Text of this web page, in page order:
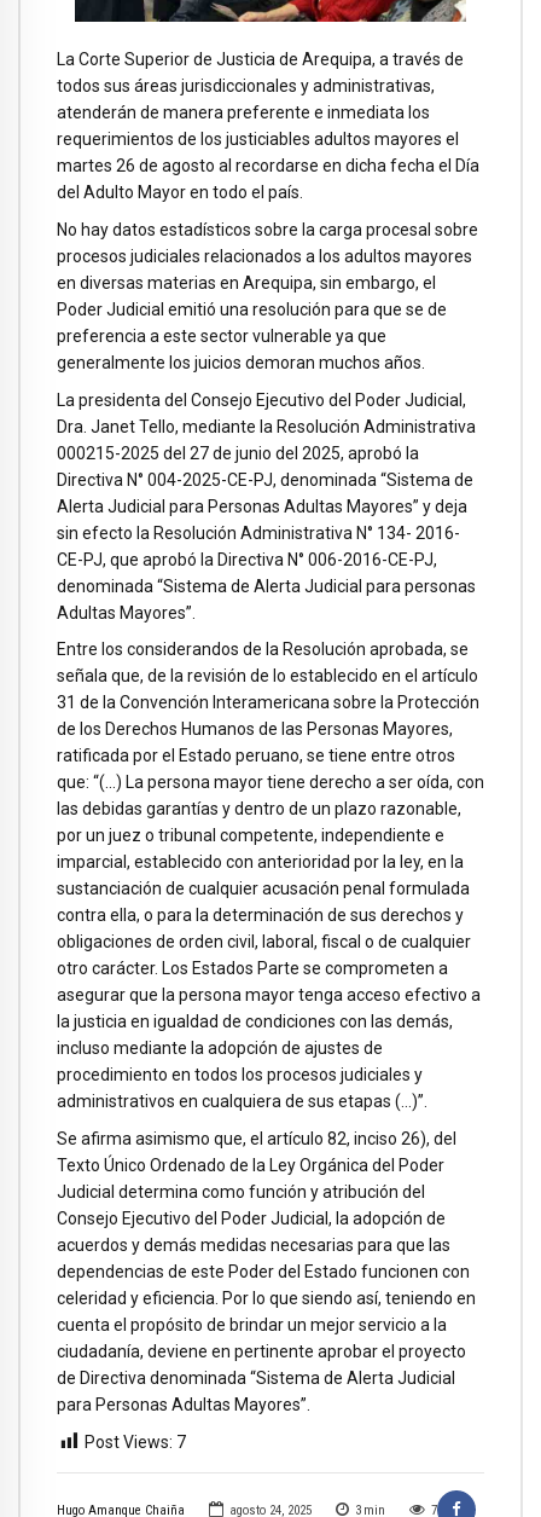
Hugo Amanque Chaiña agosto 24, 2025 3 min 7
La Corte Superior de Justicia de Arequipa, a través de
todos sus áreas jurisdiccionales y administrativas,
atenderán de manera preferente e inmediata los
requerimientos de los justiciables adultos mayores el
martes 26 de agosto al recordarse en dicha fecha el Día
del Adulto Mayor en todo el país.
No hay datos estadísticos sobre la carga procesal sobre
procesos judiciales relacionados a los adultos mayores
en diversas materias en Arequipa, sin embargo, el
Poder Judicial emitió una resolución para que se de
preferencia a este sector vulnerable ya que
generalmente los juicios demoran muchos años.
La presidenta del Consejo Ejecutivo del Poder Judicial,
Dra. Janet Tello, mediante la Resolución Administrativa
000215-2025 del 27 de junio del 2025, aprobó la
Directiva N° 004-2025-CE-PJ, denominada “Sistema de
Alerta Judicial para Personas Adultas Mayores” y deja
sin efecto la Resolución Administrativa N° 134- 2016-
CE-PJ, que aprobó la Directiva N° 006-2016-CE-PJ,
denominada “Sistema de Alerta Judicial para personas
Adultas Mayores”.
Entre los considerandos de la Resolución aprobada, se
señala que, de la revisión de lo establecido en el artículo
31 de la Convención Interamericana sobre la Protección
de los Derechos Humanos de las Personas Mayores,
ratificada por el Estado peruano, se tiene entre otros
que: “(…) La persona mayor tiene derecho a ser oída, con
las debidas garantías y dentro de un plazo razonable,
por un juez o tribunal competente, independiente e
imparcial, establecido con anterioridad por la ley, en la
sustanciación de cualquier acusación penal formulada
contra ella, o para la determinación de sus derechos y
obligaciones de orden civil, laboral, fiscal o de cualquier
otro carácter. Los Estados Parte se comprometen a
asegurar que la persona mayor tenga acceso efectivo a
la justicia en igualdad de condiciones con las demás,
incluso mediante la adopción de ajustes de
procedimiento en todos los procesos judiciales y
administrativos en cualquiera de sus etapas (…)”.
Se afirma asimismo que, el artículo 82, inciso 26), del
Texto Único Ordenado de la Ley Orgánica del Poder
Judicial determina como función y atribución del
Consejo Ejecutivo del Poder Judicial, la adopción de
acuerdos y demás medidas necesarias para que las
dependencias de este Poder del Estado funcionen con
celeridad y eficiencia. Por lo que siendo así, teniendo en
cuenta el propósito de brindar un mejor servicio a la
ciudadanía, deviene en pertinente aprobar el proyecto
de Directiva denominada “Sistema de Alerta Judicial
para Personas Adultas Mayores”.
Post Views: 7